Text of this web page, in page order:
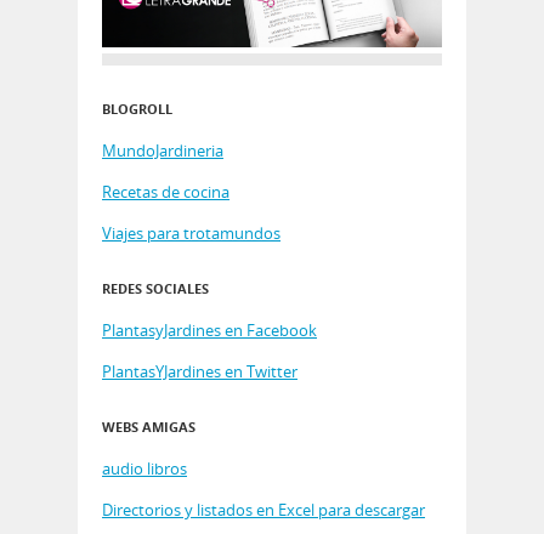
BLOGROLL
MundoJardineria
Recetas de cocina
Viajes para trotamundos
REDES SOCIALES
PlantasyJardines en Facebook
PlantasYJardines en Twitter
WEBS AMIGAS
audio libros
Directorios y listados en Excel para descargar